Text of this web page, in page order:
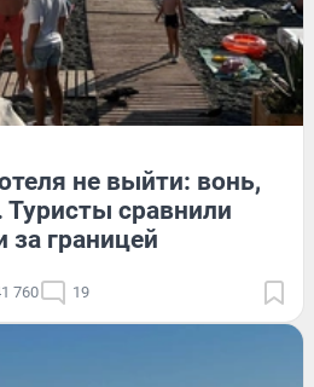
не выйти: вонь,
Туристы сравнили
за границей
760 19